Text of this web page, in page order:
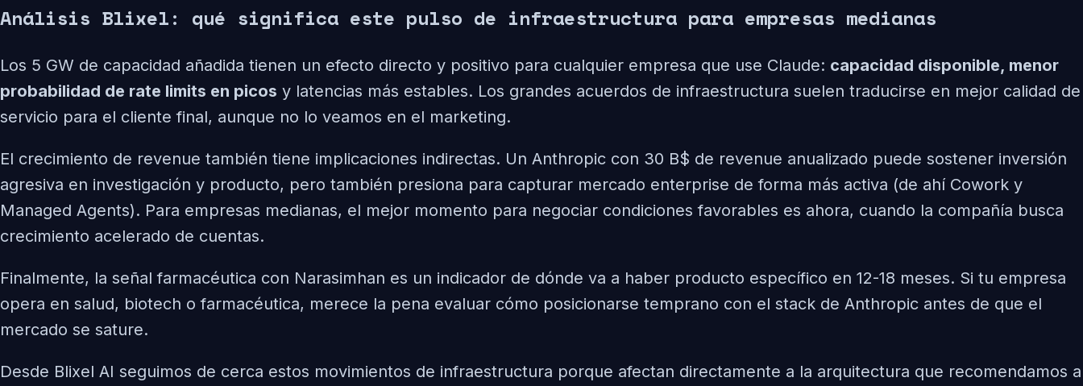
Análisis Blixel: qué significa este pulso de infraestructura para empresas medianas
Los 5 GW de capacidad añadida tienen un efecto directo y positivo para cualquier empresa que use Claude: capacidad disponible, menor
probabilidad de rate limits en picos y latencias más estables. Los grandes acuerdos de infraestructura suelen traducirse en mejor calidad de
servicio para el cliente final, aunque no lo veamos en el marketing.
El crecimiento de revenue también tiene implicaciones indirectas. Un Anthropic con 30 B$ de revenue anualizado puede sostener inversión
agresiva en investigación y producto, pero también presiona para capturar mercado enterprise de forma más activa (de ahí Cowork y
Managed Agents). Para empresas medianas, el mejor momento para negociar condiciones favorables es ahora, cuando la compañía busca
crecimiento acelerado de cuentas.
Finalmente, la señal farmacéutica con Narasimhan es un indicador de dónde va a haber producto específico en 12-18 meses. Si tu empresa
opera en salud, biotech o farmacéutica, merece la pena evaluar cómo posicionarse temprano con el stack de Anthropic antes de que el
mercado se sature.
Desde Blixel AI seguimos de cerca estos movimientos de infraestructura porque afectan directamente a la arquitectura que recomendamos a